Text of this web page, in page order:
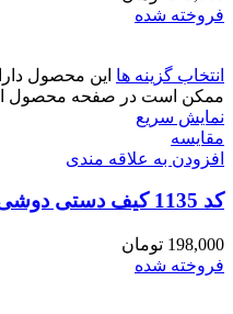
فروخته شده
انتخاب گزینه ها این محصول
ممکن است در صفحه محصول
نمایش سریع
مقايسه
افزودن به علاقه مندی
کد 1135 کیف دستی دوشی زنانه آویز منگوله دار
198,000 تومان
فروخته شده